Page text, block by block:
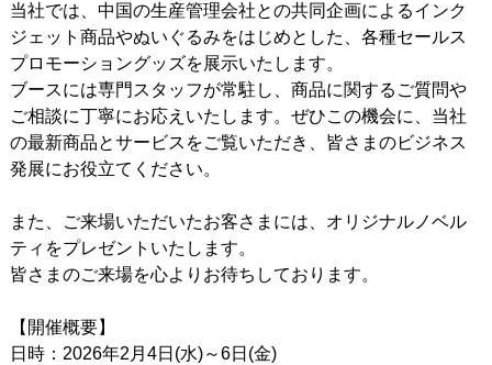
当社では、中国の生産管理会社との共同企画によるインク
ジェット商品やぬいぐるみをはじめとした、各種セールス
プロモーショングッズを展示いたします。
ブースには専門スタッフが常駐し、商品に関するご質問や
ご相談に丁寧にお応えいたします。ぜひこの機会に、当社
の最新商品とサービスをご覧いただき、皆さまのビジネス
発展にお役立てください。
また、ご来場いただいたお客さまには、オリジナルノベル
ティをプレゼントいたします。
皆さまのご来場を心よりお待ちしております。
【開催概要】
日時：2026年2月4日(水)～6日(金)